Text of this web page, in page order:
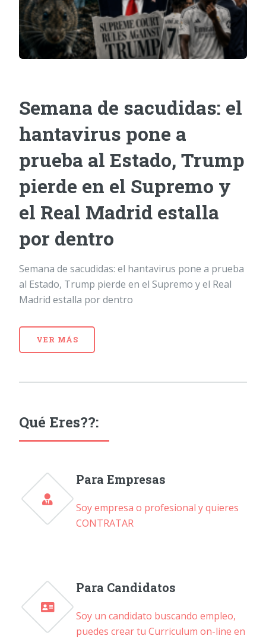
Semana de sacudidas: el
hantavirus pone a
prueba al Estado, Trump
pierde en el Supremo y
el Real Madrid estalla
por dentro
Semana de sacudidas: el hantavirus pone a prueba
al Estado, Trump pierde en el Supremo y el Real
Madrid estalla por dentro
VER MÁS
Qué Eres??:
Para Empresas
Soy empresa o profesional y quieres
CONTRATAR
Para Candidatos
Soy un candidato buscando empleo,
puedes crear tu Curriculum on-line en